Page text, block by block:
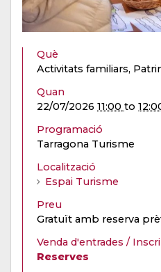
Què
Activitats familiars,
Quan
22/07/2026 11:00 to
Programació
Tarragona Turisme
Localització
Espai Turisme
Preu
Gratuït amb reserva
Venda d'entrades /
Reserves